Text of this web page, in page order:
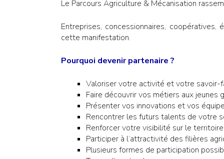
Le Parcours Agriculture & Mécanisation
Entreprises, concessionnaires,
cette manifestation.
Pourquoi devenir partenaire ?
Valoriser votre activité et votre savoir-
Faire découvrir vos métiers aux jeunes
Présenter vos innovations et vos
Rencontrer les futurs talents de votre
Renforcer votre visibilité sur le
Participer à l’attractivité des filières
Plusieurs formes de participation